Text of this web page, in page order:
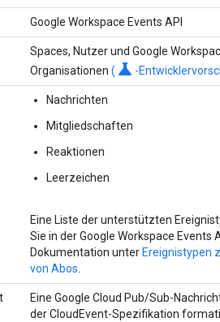
Google Workspace Events API
Spaces, Nutzer und Google
Organisationen ( science -
Nachrichten
Mitgliedschaften
Reaktionen
Leerzeichen
Eine Liste der unterstützten
Sie in der Google Workspace Events
Dokumentation unter Ereignistypen
von Abos
Eine Google Cloud Pub/Sub-
der CloudEvent-Spezifikation